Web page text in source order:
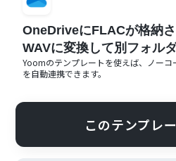
OneDriveにFLACが格納
WAVに変換して別フォル
Yoomのテンプレートを使えば、ノーコ
を自動連携できます。
このテンプレ